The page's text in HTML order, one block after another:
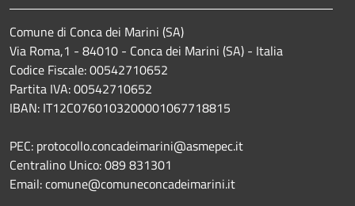
Comune di Conca dei Marini (SA)
Via Roma,1 - 84010 - Conca dei Marini (SA) - Italia
Codice Fiscale: 00542710652
Partita IVA: 00542710652
IBAN: IT12C0760103200001067718815
PEC: protocollo.concadeimarini@asmepec.it
Centralino Unico: 089 831301
Email: comune@comuneconcadeimarini.it